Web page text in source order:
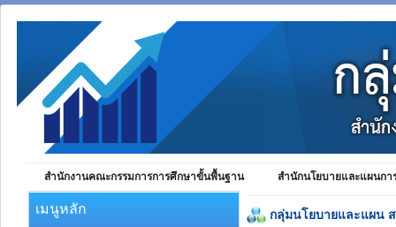
สำนักงานคณะกรรมการการศึกษาขั้นพื้นฐาน สำนักนโยบายและแผนก
เมนูหลัก กลุ่มนโยบายและแผน